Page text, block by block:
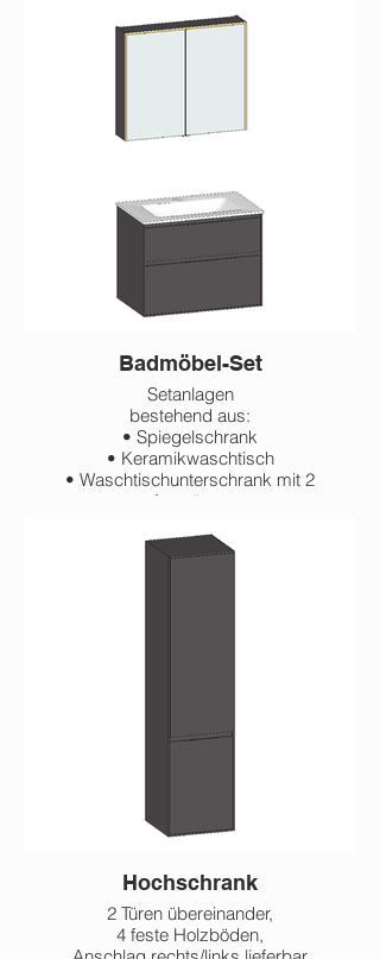
600 mm
Badmöbel-Set
Setanlagen
bestehend aus:
• Spiegelschrank
• Keramikwaschtisch
• Waschtischunterschrank mit 2
Auszügen
600 mm
800 mm
Hochschrank
2 Türen übereinander,
4 feste Holzböden,